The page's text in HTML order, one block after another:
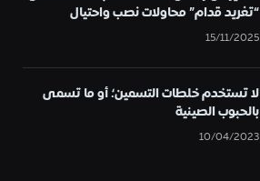
“تغريد قدام” محاولات نصب واحتيال
15/11/2025
لا تستخدم خلطات التسمين؛ أو ما تسمى
بالحبوب الصينية
10/04/2023